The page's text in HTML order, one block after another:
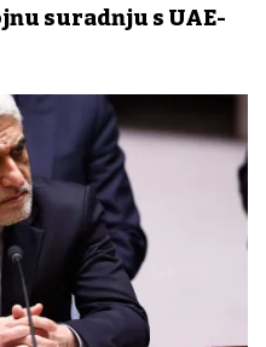
suradnju s UAE-